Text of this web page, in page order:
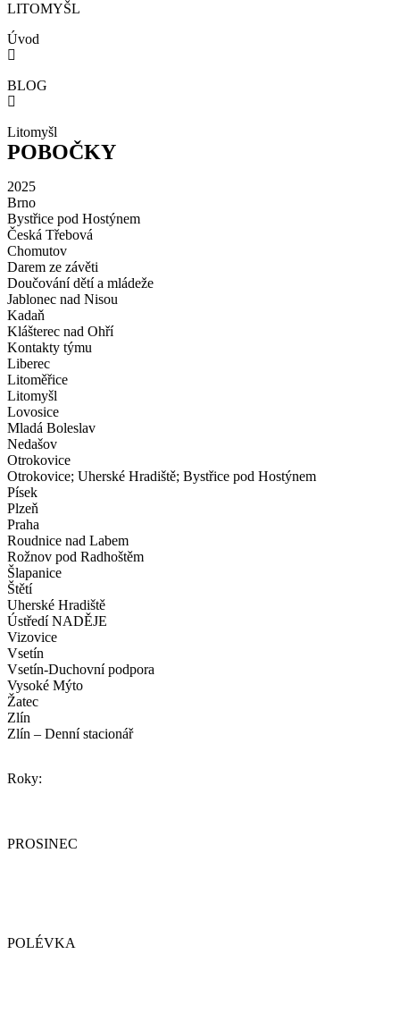
LITOMYŠL
Úvod
BLOG
Litomyšl
POBOČKY
2025
Brno
Bystřice pod Hostýnem
Česká Třebová
Chomutov
Darem ze závěti
Doučování dětí a mládeže
Jablonec nad Nisou
Kadaň
Klášterec nad Ohří
Kontakty týmu
Liberec
Litoměřice
Litomyšl
Lovosice
Mladá Boleslav
Nedašov
Otrokovice
Otrokovice; Uherské Hradiště; Bystřice pod Hostýnem
Písek
Plzeň
Praha
Roudnice nad Labem
Rožnov pod Radhoštěm
Šlapanice
Štětí
Uherské Hradiště
Ústředí NADĚJE
Vizovice
Vsetín
Vsetín-Duchovní podpora
Vysoké Mýto
Žatec
Zlín
Zlín – Denní stacionář
Roky:
PROSINEC
POLÉVKA